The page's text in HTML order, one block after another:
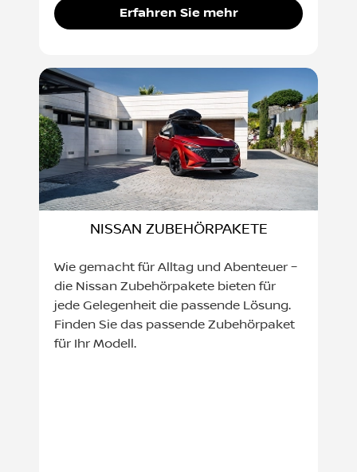
Erfahren Sie mehr
NISSAN ZUBEHÖRPAKETE
Wie gemacht für Alltag und Abenteuer –
die Nissan Zubehörpakete bieten für
jede Gelegenheit die passende Lösung.
Finden Sie das passende Zubehörpaket
für Ihr Modell.